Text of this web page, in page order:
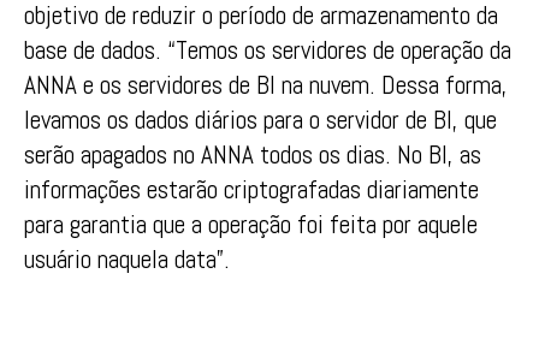
objetivo de reduzir o período de armazenamento da
base de dados. “Temos os servidores de operação da
ANNA e os servidores de BI na nuvem. Dessa forma,
levamos os dados diários para o servidor de BI, que
serão apagados no ANNA todos os dias. No BI, as
informações estarão criptografadas diariamente
para garantia que a operação foi feita por aquele
usuário naquela data”.